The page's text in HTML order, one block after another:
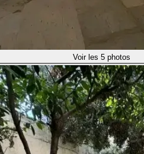
Voir les 5 photos